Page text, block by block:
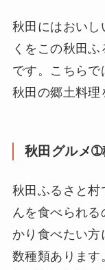
秋田にはおいし
くをこの秋田
です。こちらで
秋田の郷土料理
秋田グルメ➀
秋田ふるさと村
んを食べられ
かり食べたい
数種類あります